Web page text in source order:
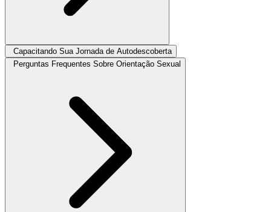
Capacitando Sua Jornada de Autodescoberta
Perguntas Frequentes Sobre Orientação Sexual